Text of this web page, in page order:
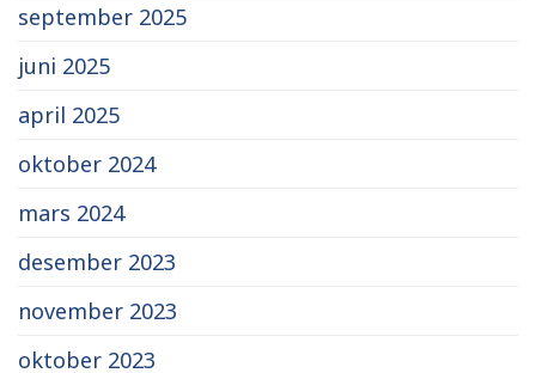
september 2025
juni 2025
april 2025
oktober 2024
mars 2024
desember 2023
november 2023
oktober 2023